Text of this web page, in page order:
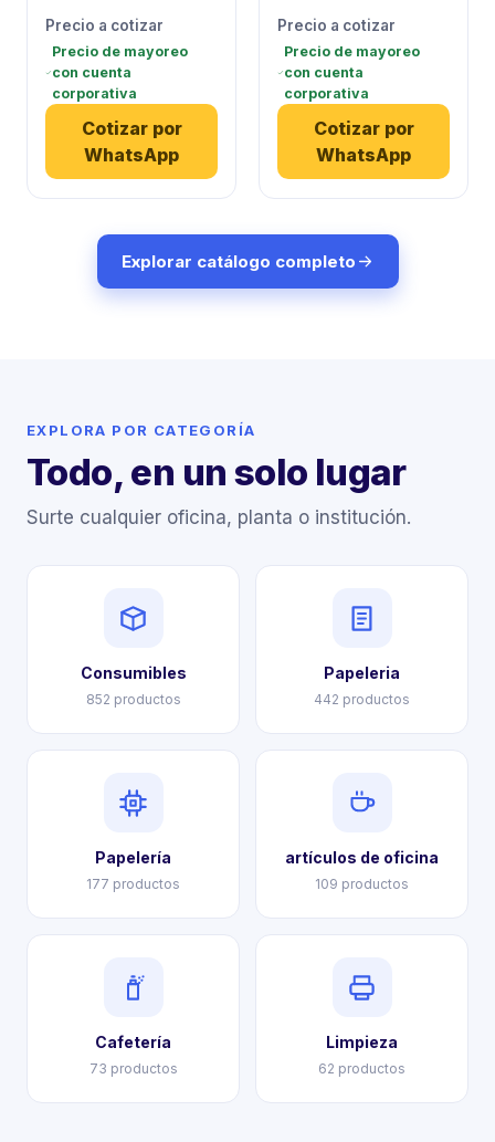
Precio a cotizar
Precio de mayoreo
con cuenta
corporativa
Cotizar por
WhatsApp
Precio a cotizar
Precio de mayoreo
con cuenta
corporativa
Cotizar por
WhatsApp
Explorar catálogo completo
EXPLORA POR CATEGORÍA
Todo, en un solo lugar
Surte cualquier oficina, planta o institución.
Consumibles
852 productos
Papeleria
442 productos
Papelería
177 productos
artículos de oficina
109 productos
Cafetería
73 productos
Limpieza
62 productos